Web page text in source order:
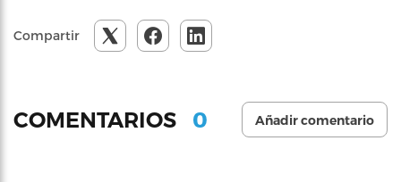
Compartir
COMENTARIOS 0 Añadir comentario